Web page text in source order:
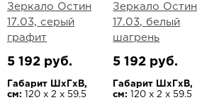
Зеркало Остин
17.03, серый
графит
5 192 руб.
Габарит ШхГхВ,
см: 120 х 2 х 59.5
Зеркало Остин
17.03, белый
шагрень
5 192 руб.
Габарит ШхГхВ,
см:
120 х 2 х 59.5